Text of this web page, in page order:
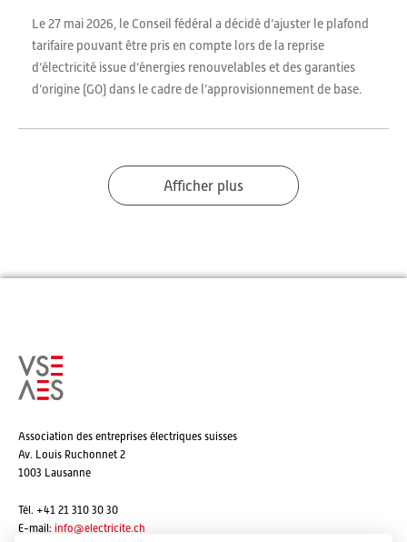
Le 27 mai 2026, le Conseil fédéral a décidé d’ajuster le plafond
tarifaire pouvant être pris en compte lors de la reprise
d’électricité issue d’énergies renouvelables et des garanties
d’origine (GO) dans le cadre de l’approvisionnement de base.
Afficher plus
Association des entreprises électriques suisses
Av. Louis Ruchonnet 2
1003 Lausanne
Tél. +41 21 310 30 30
E-mail: info@electricite.ch